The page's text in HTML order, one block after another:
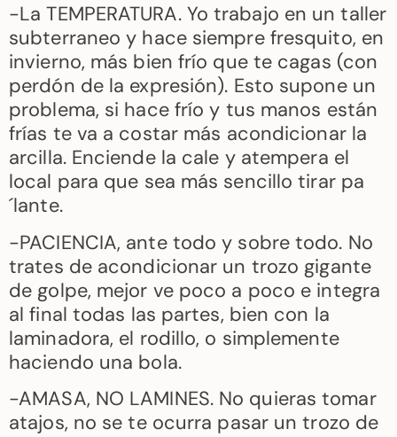
-La TEMPERATURA. Yo trabajo en un taller
subterraneo y hace siempre fresquito, en
invierno, más bien frío que te cagas (con
perdón de la expresión). Esto supone un
problema, si hace frío y tus manos están
frías te va a costar más acondicionar la
arcilla. Enciende la cale y atempera el
local para que sea más sencillo tirar pa
´lante.
-PACIENCIA, ante todo y sobre todo. No
trates de acondicionar un trozo gigante
de golpe, mejor ve poco a poco e integra
al final todas las partes, bien con la
laminadora, el rodillo, o simplemente
haciendo una bola.
-AMASA, NO LAMINES. No quieras tomar
atajos, no se te ocurra pasar un trozo de